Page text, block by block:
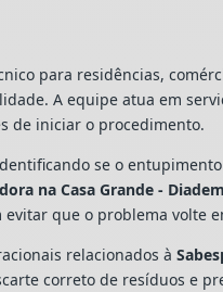
para residências,
A equipe atua em
de iniciar o procedimento.
se o
na Casa Grande -
que o problema volte
relacionados à
correto de resíduos e